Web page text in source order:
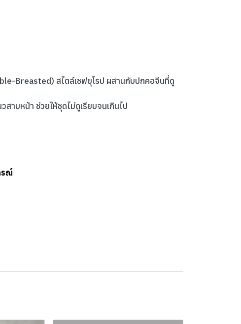
Breasted) สไตล์เชฟยุโรป ผสานกับปกคอจีนที่ดู
าบหน้า ช่วยให้ชุดไม่ดูเรียบจนเกินไป
รณ์